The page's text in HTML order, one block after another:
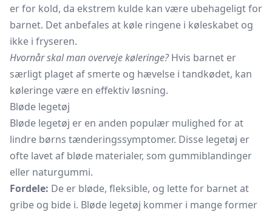
er for kold, da ekstrem kulde kan være ubehageligt for
barnet. Det anbefales at køle ringene i køleskabet og
ikke i fryseren.
Hvornår skal man overveje køleringe?Hvis barnet er
særligt plaget af smerte og hævelse i tandkødet, kan
køleringe være en effektiv løsning.
Bløde legetøj
Bløde legetøj er en anden populær mulighed for at
lindre børns tænderingssymptomer. Disse legetøj er
ofte lavet af bløde materialer, som gummiblandinger
eller naturgummi.
Fordele: De er bløde, fleksible, og lette for barnet at
gribe og bide i. Bløde legetøj kommer i mange former